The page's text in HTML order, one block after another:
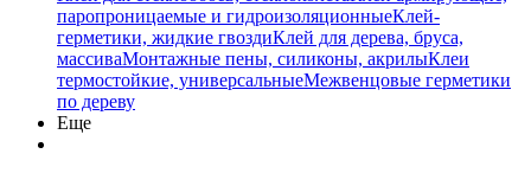
паропроницаемые и гидроизоляционныеКлей-
герметики, жидкие гвоздиКлей для дерева, бруса,
массиваМонтажные пены, силиконы, акрилыКлеи
термостойкие, универсальныеМежвенцовые герметики
по дереву
Еще